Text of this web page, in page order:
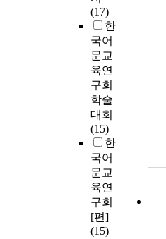
(17)
한
국어
문교
육연
구회
학술
대회
(15)
한
국어
문교
육연
구회
[편]
(15)